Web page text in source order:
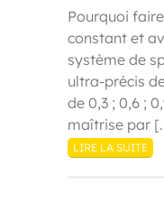
Pourquoi
constant et
système de
ultra-précis
de 0,3 ; 0,6 ;
maîtrise par
LIRE LA SUITE